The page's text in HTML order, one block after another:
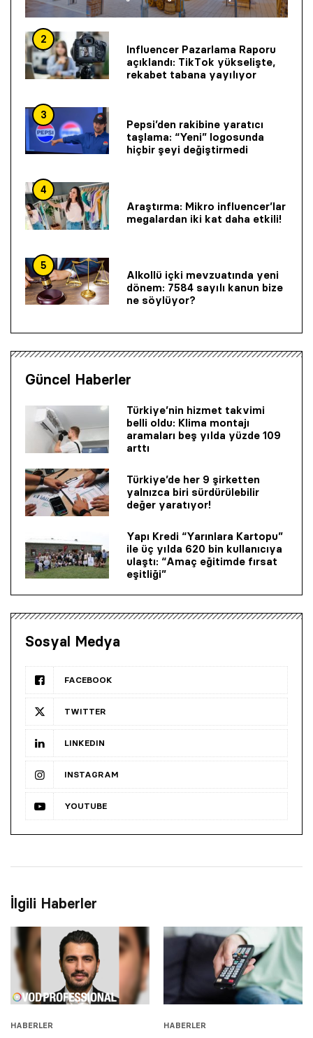
2
Influencer Pazarlama Raporu
açıklandı: TikTok yükselişte,
rekabet tabana yayılıyor
3
Pepsi’den rakibine yaratıcı
taşlama: “Yeni” logosunda
hiçbir şeyi değiştirmedi
4
Araştırma: Mikro influencer’lar
megalardan iki kat daha etkili!
5
Alkollü içki mevzuatında yeni
dönem: 7584 sayılı kanun bize
ne söylüyor?
Güncel Haberler
Türkiye’nin hizmet takvimi
belli oldu: Klima montajı
aramaları beş yılda yüzde 109
arttı
Türkiye’de her 9 şirketten
yalnızca biri sürdürülebilir
değer yaratıyor!
Yapı Kredi “Yarınlara Kartopu”
ile üç yılda 620 bin kullanıcıya
ulaştı: “Amaç eğitimde fırsat
eşitliği”
Sosyal Medya
FACEBOOK
TWITTER
LINKEDIN
INSTAGRAM
YOUTUBE
İlgili Haberler
HABERLER HABERLER